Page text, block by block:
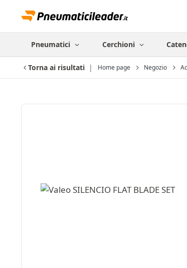
Pneumatici Cerchioni
Torna ai risultati Home page Negozio